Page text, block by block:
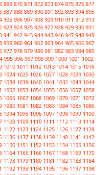
869 870 871 872 873 874 875 876 877
887 888 889 890 891 892 893 894 895
905 906 907 908 909 910 911 912 913
923 924 925 926 927 928 929 930 931
941 942 943 944 945 946 947 948 949
959 960 961 962 963 964 965 966 967
977 978 979 980 981 982 983 984 985
995 996 997 998 999 1000 1001 1002
1010 1011 1012 1013 1014 1015 1016
1024 1025 1026 1027 1028 1029 1030
1038 1039 1040 1041 1042 1043 1044
1052 1053 1054 1055 1056 1057 1058
1066 1067 1068 1069 1070 1071 1072
1080 1081 1082 1083 1084 1085 1086
1094 1095 1096 1097 1098 1099 1100
1108 1109 1110 1111 1112 1113 1114
1122 1123 1124 1125 1126 1127 1128
1136 1137 1138 1139 1140 1141 1142
1150 1151 1152 1153 1154 1155 1156
1164 1165 1166 1167 1168 1169 1170
1178 1179 1180 1181 1182 1183 1184
1192 1193 1194 1195 1196 1197 1198